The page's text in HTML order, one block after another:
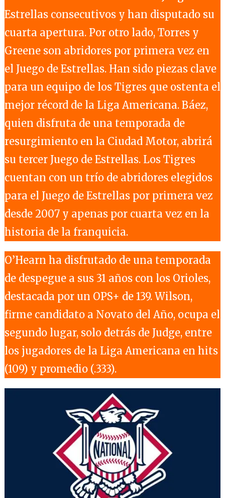
Estrellas consecutivos y han disputado su
cuarta apertura. Por otro lado, Torres y
Greene son abridores por primera vez en
el Juego de Estrellas. Han sido piezas clave
para un equipo de los Tigres que ostenta el
mejor récord de la Liga Americana. Báez,
quien disfruta de una temporada de
resurgimiento en la Ciudad Motor, abrirá
su tercer Juego de Estrellas. Los Tigres
cuentan con un trío de abridores elegidos
para el Juego de Estrellas por primera vez
desde 2007 y apenas por cuarta vez en la
historia de la franquicia.
O’Hearn ha disfrutado de una temporada
de despegue a sus 31 años con los Orioles,
destacada por un OPS+ de 139. Wilson,
firme candidato a Novato del Año, ocupa el
segundo lugar, solo detrás de Judge, entre
los jugadores de la Liga Americana en hits
(109) y promedio (.333).